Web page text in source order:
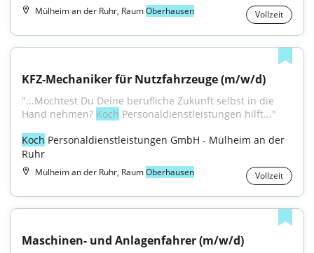
Mülheim an der Ruhr, RaumOberhausen Vollzeit
KFZ-Mechaniker für Nutzfahrzeuge (m/w/d)
"...Möchtest Du Deine berufliche Zukunft selbst in die
Hand nehmen? Koch Personaldienstleistungen hilft..."
Koch Personaldienstleistungen GmbH - Mülheim an der
Ruhr
Mülheim an der Ruhr, RaumOberhausen Vollzeit
Maschinen- und Anlagenfahrer (m/w/d)